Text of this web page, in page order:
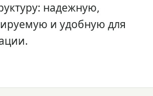
надежную,
и удобную для